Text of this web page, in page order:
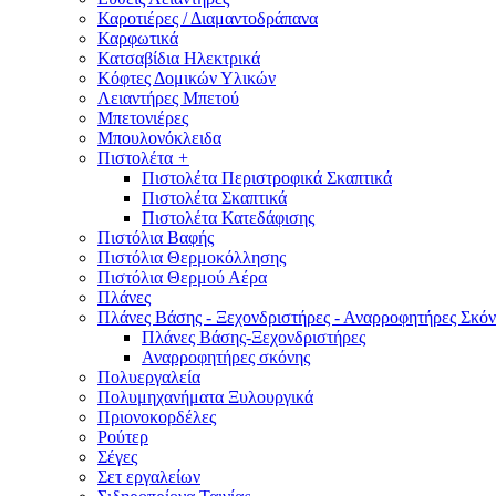
Καροτιέρες / Διαμαντοδράπανα
Καρφωτικά
Κατσαβίδια Ηλεκτρικά
Κόφτες Δομικών Υλικών
Λειαντήρες Μπετού
Μπετονιέρες
Μπουλονόκλειδα
Πιστολέτα +
Πιστολέτα Περιστροφικά Σκαπτικά
Πιστολέτα Σκαπτικά
Πιστολέτα Κατεδάφισης
Πιστόλια Βαφής
Πιστόλια Θερμοκόλλησης
Πιστόλια Θερμού Αέρα
Πλάνες
Πλάνες Βάσης - Ξεχονδριστήρες - Αναρροφητήρες
Πλάνες Βάσης-Ξεχονδριστήρες
Αναρροφητήρες σκόνης
Πολυεργαλεία
Πολυμηχανήματα Ξυλουργικά
Πριονοκορδέλες
Ρούτερ
Σέγες
Σετ εργαλείων